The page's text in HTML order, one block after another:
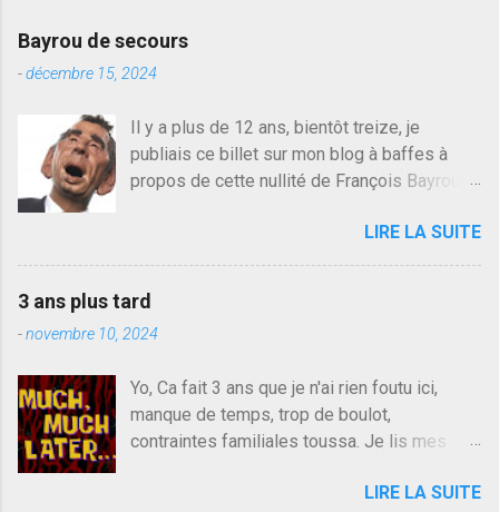
Bayrou de secours
-décembre 15, 2024
Il y a plus de 12 ans, bientôt treize, je
publiais ce billet sur mon blog à baffes à
propos de cette nullité de François Bayrou. Il
quelqu'un, je ne parle pas des couples mais
des amis ou des valeurs dans lesquels on
croit. François Bayrou est en passe de
devenir le traite d'une partie de son électorat
et c'est par la presse qu'on l'apprend. On
plus proche de Sarkozy que de Hollande,
sinon il serait candidat du centre de la
gauche molle mais quand on écoutait ses
le président, on pouvait y croire. Une
LIRE LA SUITE
3 ans plus tard
-novembre 10, 2024
Yo, Ca fait 3 ans que je n'ai rien foutu ici,
manque de temps, trop de boulot,
contraintes familiales toussa. Je lis mes
lecture mais je commente rarement, j'ai eu un
LIRE LA SUITE